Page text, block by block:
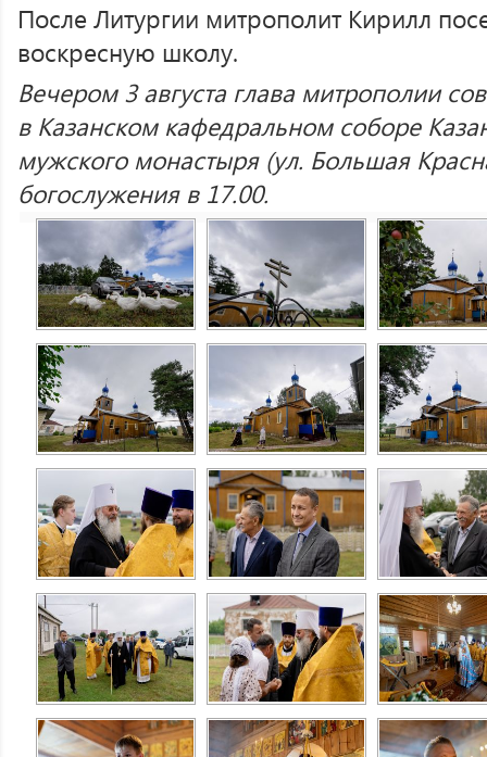
После Литургии митрополит Кирилл
воскресную школу.
Вечером 3 августа глава митрополии
в Казанском кафедральном соборе
мужского монастыря (ул. Большая
богослужения в 17.00.